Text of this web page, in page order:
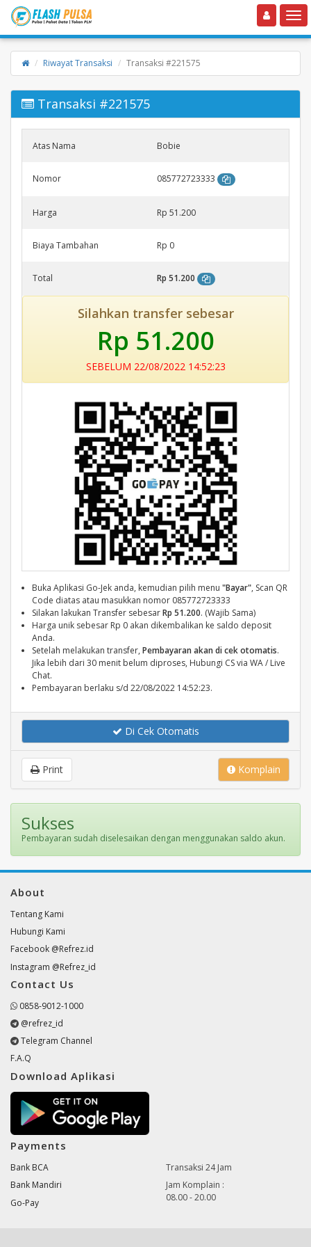
Toggle navigation
Riwayat Transaksi Transaksi #221575
Transaksi #221575
Atas Nama Bobie
Nomor 085772723333
Harga Rp 51.200
Biaya Tambahan Rp 0
Total Rp 51.200
Silahkan transfer sebesar
Rp 51.200
SEBELUM 22/08/2022 14:52:23
Buka Aplikasi Go-Jek anda, kemudian pilih menu "Bayar", Scan QR
Code diatas atau masukkan nomor 085772723333
Silakan lakukan Transfer sebesarRp 51.200. (Wajib Sama)
Harga unik sebesar Rp 0 akan dikembalikan ke saldo deposit
Anda.
Setelah melakukan transfer, Pembayaran akan di cek otomatis.
Jika lebih dari 30 menit belum diproses, Hubungi CS via WA / Live
Chat.
Pembayaran berlaku s/d 22/08/2022 14:52:23.
Di Cek Otomatis
Komplain
Print
Sukses
Pembayaran sudah diselesaikan dengan menggunakan saldo akun.
About
Tentang Kami
Hubungi Kami
Facebook @Refrez.id
Instagram @Refrez_id
Contact Us
0858-9012-1000
@refrez_id
Telegram Channel
F.A.Q
Download Aplikasi
Payments
Bank BCA
Bank Mandiri
Go-Pay
Transaksi 24 Jam
Jam Komplain :
08.00 - 20.00